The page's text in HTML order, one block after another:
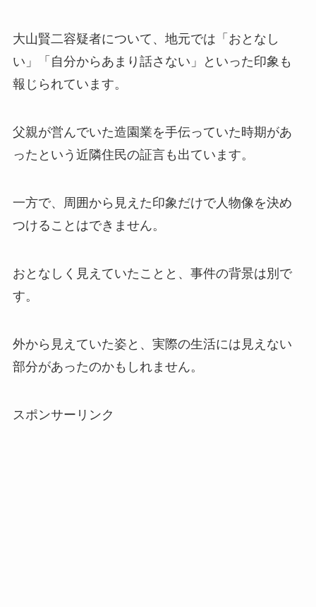
大山賢二容疑者について、地元では「おとなし
い」「自分からあまり話さない」といった印象も
報じられています。
父親が営んでいた造園業を手伝っていた時期があ
ったという近隣住民の証言も出ています。
一方で、周囲から見えた印象だけで人物像を決め
つけることはできません。
おとなしく見えていたことと、事件の背景は別で
す。
外から見えていた姿と、実際の生活には見えない
部分があったのかもしれません。
スポンサーリンク